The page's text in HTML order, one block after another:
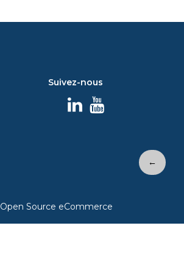
Suivez-nous
←
Open Source eCommerce